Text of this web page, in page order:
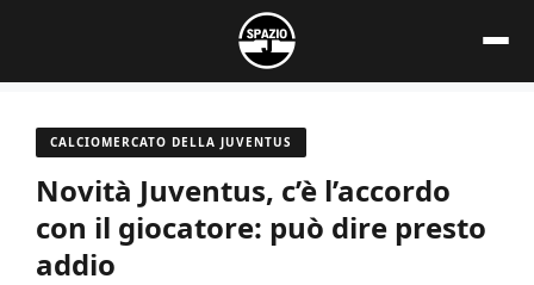
contenuto
CALCIOMERCATO DELLA JUVENTUS
Novità Juventus, c’è l’accordo
con il giocatore: può dire presto
addio